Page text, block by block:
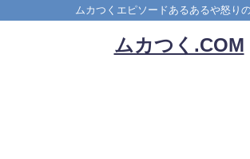
ムカつくエピソードあるあるや怒り
ムカつく.COM